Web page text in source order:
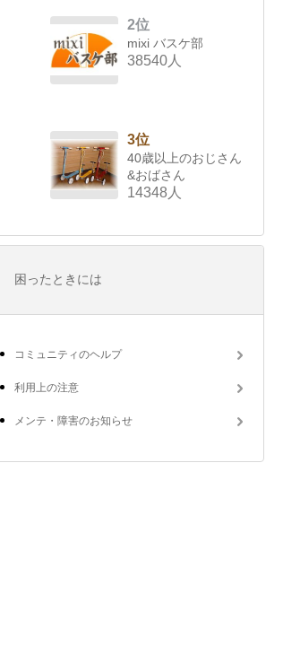
2位
mixi バスケ部
38540人
3位
40歳以上のおじさん
&おばさん
14348人
困ったときには
コミュニティのヘルプ
利用上の注意
メンテ・障害のお知らせ